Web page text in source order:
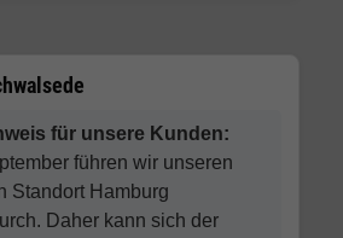
für unsere Kunden:
führen wir unseren
Standort Hamburg
Daher kann sich der